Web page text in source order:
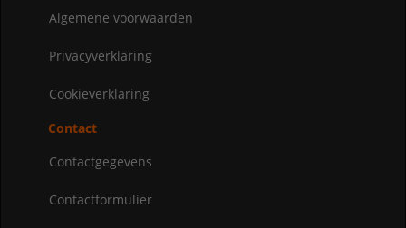
Algemene voorwaarden
Privacyverklaring
Cookieverklaring
Contact
Contactgegevens
Contactformulier